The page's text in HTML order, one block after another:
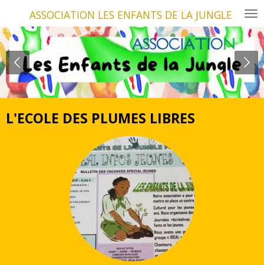
Passer
au
contenu
principal
ASSOCIATION LES ENFANTS DE LA JUNGLE
L'ECOLE DES PLUMES LIBRES